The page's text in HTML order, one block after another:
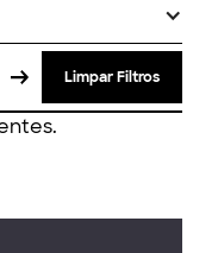
Limpar Filtros